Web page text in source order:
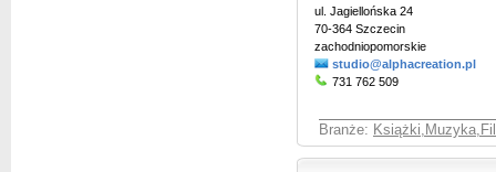
ul. Jagiellońska 24
70-364 Szczecin
zachodniopomorskie
studio@alphacreation.pl
731 762 509
Branże: